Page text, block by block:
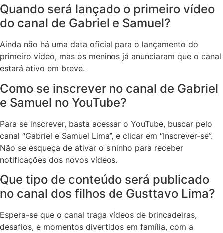
Quando será lançado o primeiro vídeo
do canal de Gabriel e Samuel?
Ainda não há uma data oficial para o lançamento do
primeiro vídeo, mas os meninos já anunciaram que o canal
estará ativo em breve.
Como se inscrever no canal de Gabriel
e Samuel no YouTube?
Para se inscrever, basta acessar o YouTube, buscar pelo
canal “Gabriel e Samuel Lima”, e clicar em “Inscrever-se”.
Não se esqueça de ativar o sininho para receber
notificações dos novos vídeos.
Que tipo de conteúdo será publicado
no canal dos filhos de Gusttavo Lima?
Espera-se que o canal traga vídeos de brincadeiras,
desafios, e momentos divertidos em família, com a